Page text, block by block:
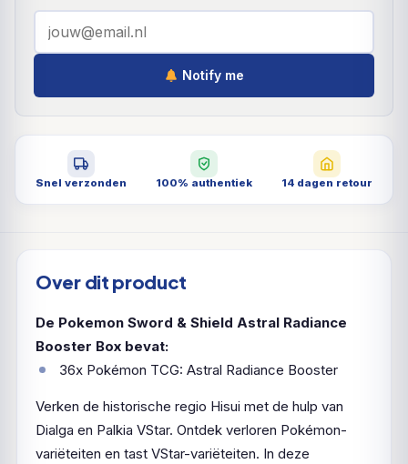
Notify me
Snel verzonden 100% authentiek 14 dagen retour
Over dit product
De Pokemon Sword & Shield Astral Radiance
Booster Box bevat:
36x Pokémon TCG: Astral Radiance Booster
Verken de historische regio Hisui met de hulp van
Dialga en Palkia VStar. Ontdek verloren Pokémon-
variëteiten en tast VStar-variëteiten. In deze